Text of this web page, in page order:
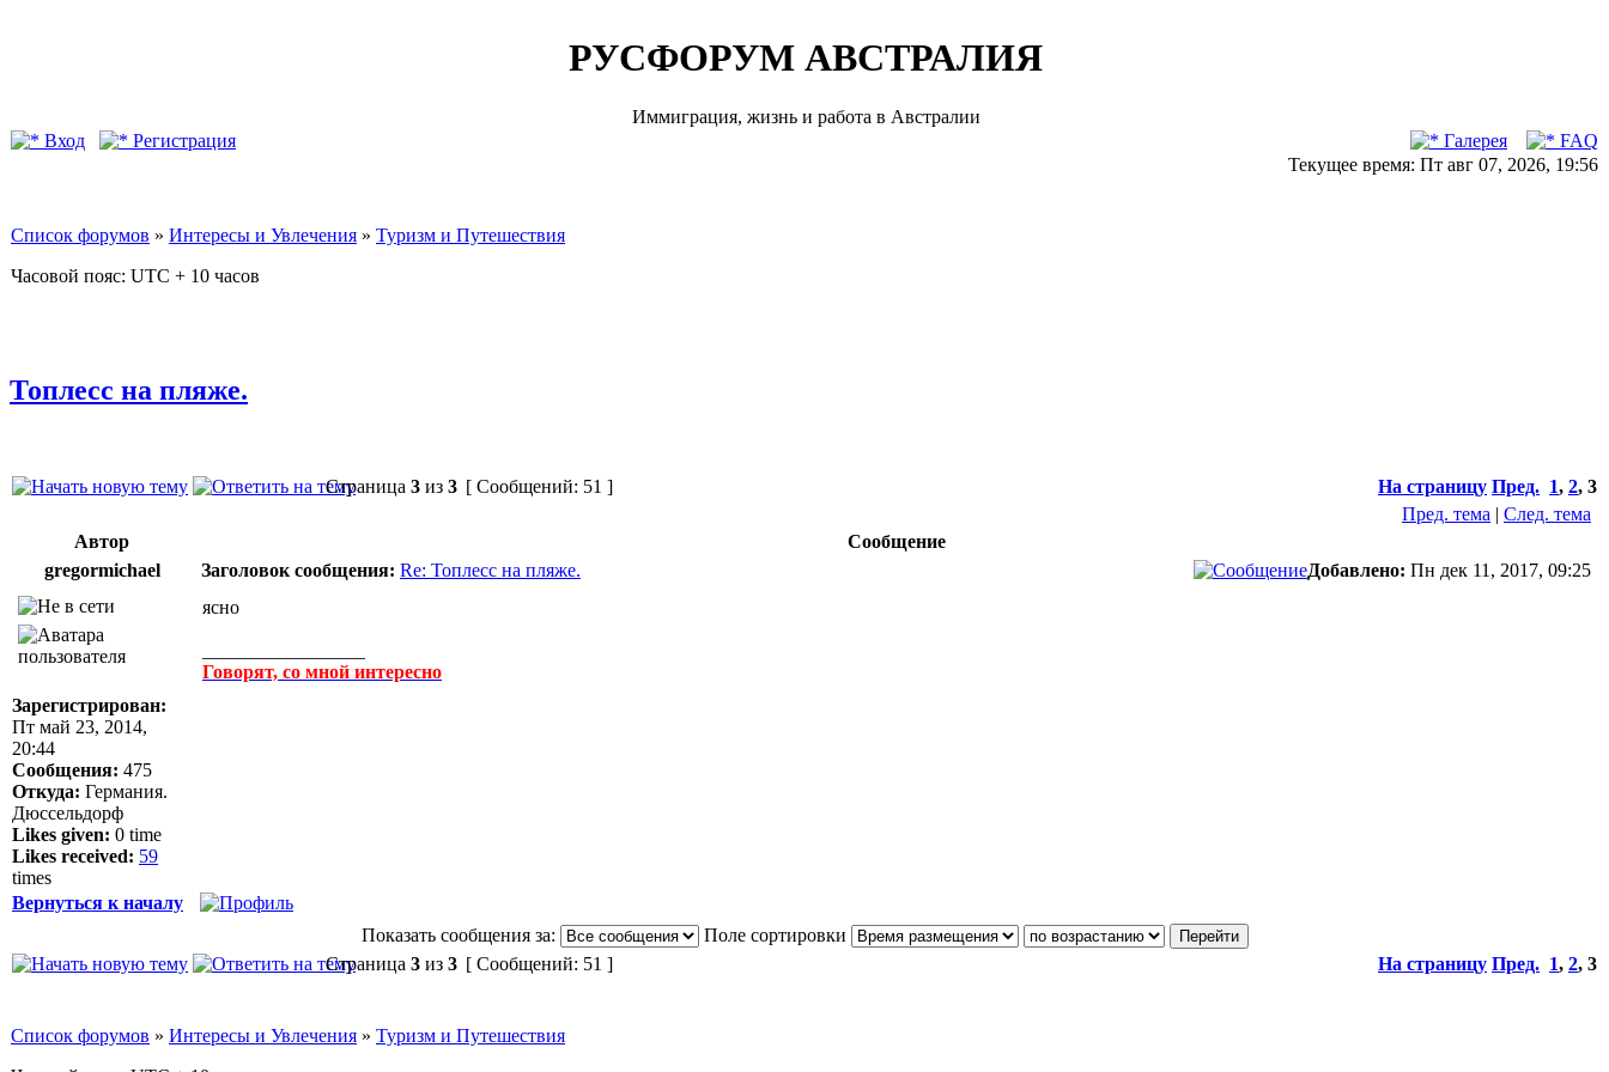
РУСФОРУМ АВСТРАЛИЯ
Иммиграция, жизнь и работа в Австралии
Вход
Регистрация Галерея
FAQ
Текущее время: Пт авг 07, 2026, 19:56
Список форумов » Интересы и Увлечения » Туризм и Путешествия
Часовой пояс: UTC + 10 часов
Топлесс на пляже.
Страница 3 из 3 [ Сообщений: 51 ] На страницу Пред. 1, 2, 3
Пред. тема | След. тема
Автор
Сообщение
gregormichael
Заголовок сообщения: Re: Топлесс на пляже. Добавлено: Пн дек 11, 2017, 09:25
Зарегистрирован:
Пт май 23, 2014,
20:44
Сообщения: 475
Откуда: Германия.
Дюссельдорф
Likes given: 0 time
Likes received: 59
times
ясно
Говорят, со мной интересно
Вернуться к началу
Показать сообщения за:
Поле сортировки
Страница 3 из 3 [ Сообщений: 51 ] На страницу Пред. 1, 2, 3
Список форумов » Интересы и Увлечения » Туризм и Путешествия